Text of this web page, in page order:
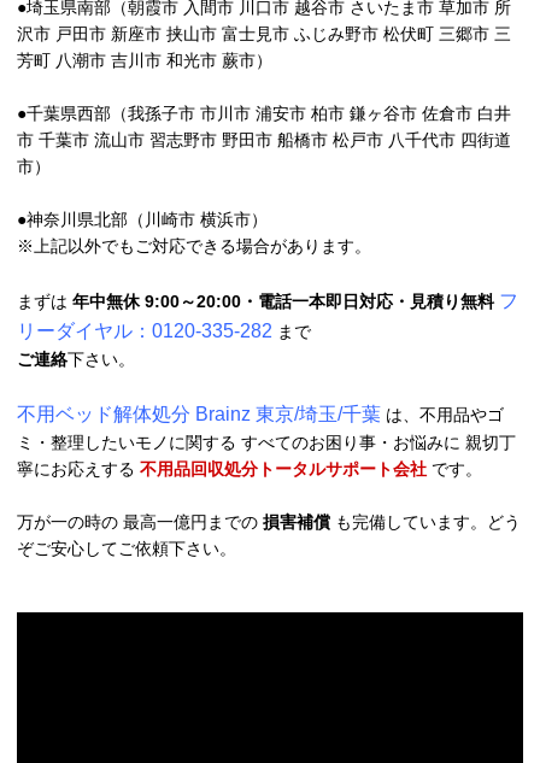
●埼玉県南部（朝霞市 入間市 川口市 越谷市 さいたま市 草加市 所
沢市 戸田市 新座市 挟山市 富士見市 ふじみ野市 松伏町 三郷市 三
芳町 八潮市 吉川市 和光市 蕨市）
●千葉県西部（我孫子市 市川市 浦安市 柏市 鎌ヶ谷市 佐倉市 白井
市 千葉市 流山市 習志野市 野田市 船橋市 松戸市 八千代市 四街道
市）
●神奈川県北部（川崎市 横浜市）
※上記以外でもご対応できる場合があります。
まずは 年中無休 9:00～20:00・電話一本即日対応・見積り無料 フ
リーダイヤル：0120-335-282 まで
ご連絡下さい。
不用ベッド解体処分 Brainz 東京/埼玉/千葉 は、不用品やゴ
ミ・整理したいモノに関する すべてのお困り事・お悩みに 親切丁
寧にお応えする 不用品回収処分トータルサポート会社 です。
万が一の時の 最高一億円までの 損害補償 も完備しています。どう
ぞご安心してご依頼下さい。